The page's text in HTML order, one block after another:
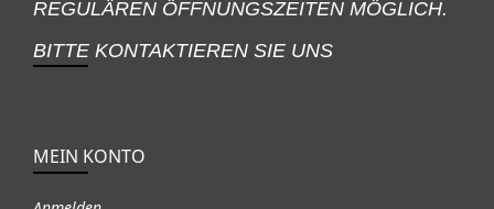
REGULÄREN ÖFFNUNGSZEITEN MÖGLICH.
BITTE KONTAKTIEREN SIE UNS
MEIN KONTO